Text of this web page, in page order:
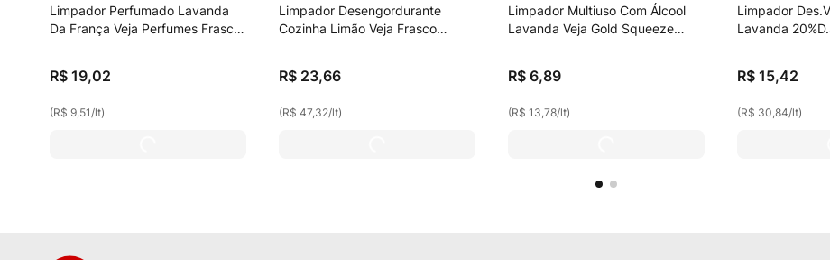
Limpador Perfumado Lavanda
Da França Veja Perfumes Frasco
R$ 19,02
(R$ 9,51/lt)
Limpador Desengordurante
Cozinha Limão Veja Frasco
R$ 23,66
(R$ 47,32/lt)
Limpador Multiuso Com Álcool
Lavanda Veja Gold Squeeze
R$ 6,89
(R$ 13,78/lt)
Limpador
Lavanda
R$ 15,42
(R$ 30,84/lt)